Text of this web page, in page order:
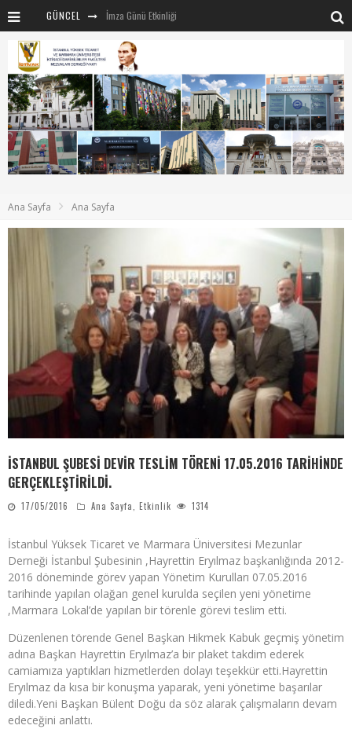
GÜNCEL İmza Günü Etkinliği
İSTİVAK 2025 Nisan Ayı Yönetim Kurulu Toplantısı
Mentör-Marmara projesi Kahvaltı Buluşması
“RUH VE BEDENİN UYANIŞI” konulu etkinliğimizden kareler
SAHNE SANATLARINDA İZ BIRAKAN CUMHURİYET KADINLARI
Ana Sayfa Ana Sayfa
İSTANBUL ŞUBESİ DEVİR TESLİM TÖRENİ 17.05.2016 TARİHİNDE
GERÇEKLEŞTİRİLDİ.
17/05/2016 Ana Sayfa, Etkinlik 1314
İstanbul Yüksek Ticaret ve Marmara Üniversitesi Mezunlar
Derneği İstanbul Şubesinin ,Hayrettin Eryılmaz başkanlığında 2012-
2016 döneminde görev yapan Yönetim Kurulları 07.05.2016
tarihinde yapılan olağan genel kurulda seçilen yeni yönetime
,Marmara Lokal’de yapılan bir törenle görevi teslim etti.
Düzenlenen törende Genel Başkan Hikmek Kabuk geçmiş yönetim
adına Başkan Hayrettin Eryılmaz’a bir plaket takdim ederek
camiamıza yaptıkları hizmetlerden dolayı teşekkür etti.Hayrettin
Eryılmaz da kısa bir konuşma yaparak, yeni yönetime başarılar
diledi.Yeni Başkan Bülent Doğu da söz alarak çalışmaların devam
edeceğini anlattı.